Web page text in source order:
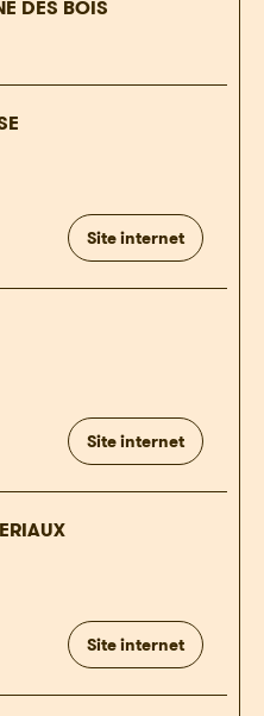
DES BOIS
Site internet
Site internet
Site internet